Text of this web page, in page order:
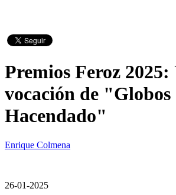
Premios Feroz
vocación de "Globos
Hacendado"
Enrique Colmena
26-01-2025